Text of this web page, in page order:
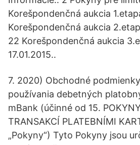
Korešpondenčná aukcia
Korešpondenčná aukcia
22 Korešpondenčná aukcia
17.01.2015..
7. 2020) Obchodné
používania debetných
mBank (účinné od 15.
TRANSAKCÍ PLATEBNÍMI
„Pokyny“) Tyto Pokyny jsou